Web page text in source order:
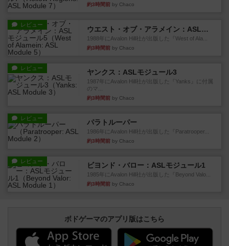
約3時間前 by Chaco
レビュー
ウエスト・オブ・アラメイン：ASLモジュール5
1988年にAvalon Hill社が出版した『West of Ala...
約3時間前 by Chaco
レビュー ヤンクス：ASLモジュール3
1987年にAvalon Hill社が出版した『Yanks』に付属
のマ...
約3時間前 by Chaco
レビュー パラトルーパー
1986年にAvalon Hill社が出版した『Paratrooper...
約3時間前 by Chaco
レビュー ビヨンド・バロー：ASLモジュール1
1985年にAvalon Hill社が出版した『Beyond Valo...
約3時間前 by Chaco
ボドゲーマのアプリ版はこちら